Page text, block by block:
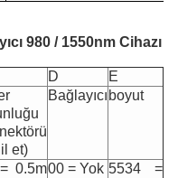
980 / 1550nm Cihazı
D
E
et)
Bağlayıcı boyut
0.5m00 = Yok 5534 =